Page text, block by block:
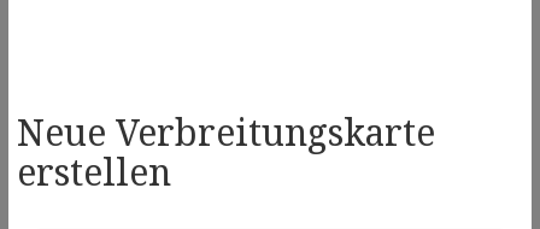
Neue Verbreitungskarte
erstellen